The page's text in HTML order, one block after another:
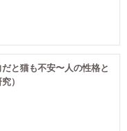
と猫も不安〜人の性格と
）